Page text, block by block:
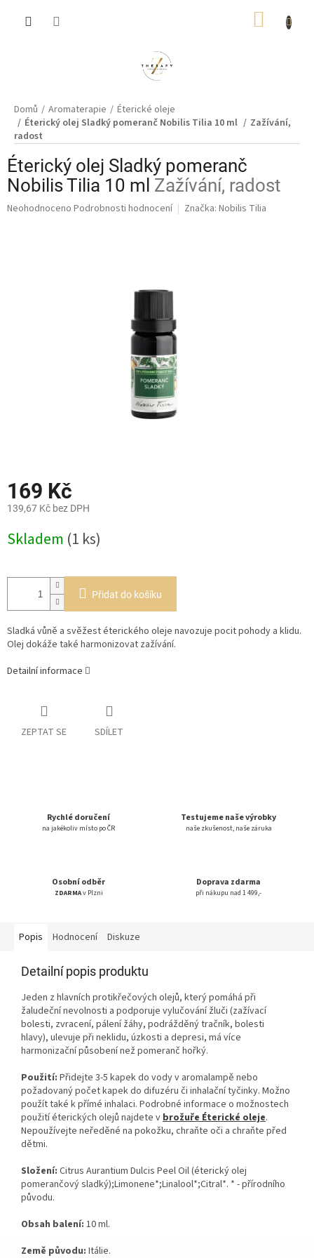
Domů Aromaterapie
Éterické oleje
Éterický olej Sladký pomeranč Nobilis Tilia 10 ml
Zažívání,
radost
Éterický olej Sladký pomeranč
Nobilis Tilia 10 ml Zažívání, radost
Průměrné
Neohodnoceno Podrobnosti hodnocení Značka: Nobilis Tilia
169 Kč
139,67 Kč bez DPH
cena:
Skladem (1 ks)
Přidat do košíku
Sladká vůně a svěžest éterického oleje navozuje pocit pohody a klidu.
Olej dokáže také harmonizovat zažívání.
Detailní informace
ZEPTAT SE SDÍLET
Rychlé doručení
na jakékoliv místo po ČR
Testujeme naše výrobky
naše zkušenost, naše záruka
Osobní odběr
ZDARMAv Plzni
Doprava zdarma
při nákupu nad 1 499,-
Popis Hodnocení Diskuze
Detailní popis produktu
Jeden z hlavních protikřečových olejů, který pomáhá při
žaludeční nevolnosti a podporuje vylučování žluči (zažívací
bolesti, zvracení, pálení žáhy, podrážděný tračník, bolesti
hlavy), ulevuje při neklidu, úzkosti a depresi, má více
harmonizační působení než pomeranč hořký.
Použití: Přidejte 3-5 kapek do vody v aromalampě nebo
požadovaný počet kapek do difuzéru či inhalační tyčinky. Možno
použít také k přímé inhalaci. Podrobné informace o možnostech
použití éterických olejů najdete vbrožuře Éterické oleje.
Nepoužívejte neředěné na pokožku, chraňte oči a chraňte před
dětmi.
Složení: Citrus Aurantium Dulcis Peel Oil (éterický olej
pomerančový sladký);Limonene*;Linalool*;Citral*. * - přírodního
původu.
Obsah balení: 10 ml.
Země původu: Itálie.